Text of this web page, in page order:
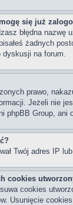
się już
błędna
żadnych
dyskusji na forum.
prawo,
Jeżeli nie
phpBB Group,
Twój adres IP
cookies
cookies
Usunięcie